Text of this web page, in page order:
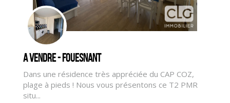
A vendre - FOUESNANT
Dans une résidence très appréciée du CAP COZ,
plage à pieds ! Nous vous présentons ce T2 PMR
situ...